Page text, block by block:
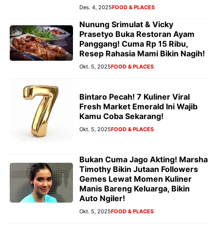
Des. 4, 2025FOOD & PLACES
Nunung Srimulat & Vicky
Prasetyo Buka Restoran Ayam
Panggang! Cuma Rp 15 Ribu,
Resep Rahasia Mami Bikin Nagih!
Okt. 5, 2025FOOD & PLACES
Bintaro Pecah! 7 Kuliner Viral
Fresh Market Emerald Ini Wajib
Kamu Coba Sekarang!
Okt. 5, 2025FOOD & PLACES
Bukan Cuma Jago Akting! Marsha
Timothy Bikin Jutaan Followers
Gemes Lewat Momen Kuliner
Manis Bareng Keluarga, Bikin
Auto Ngiler!
Okt. 5, 2025FOOD & PLACES